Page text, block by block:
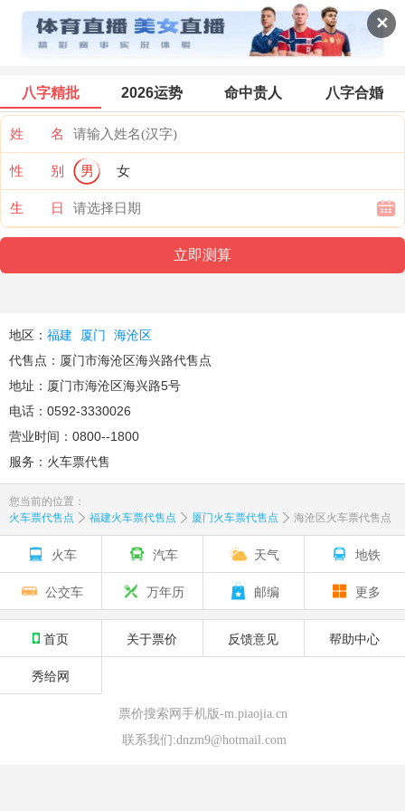
✕
海沧区火车票代售点
八字精批 2026运势 命中贵人 八字合婚
姓 名
性 别 男 女
生 日
票价首页 搜索 全部分类 登录票价
地区： 福建 厦门
海沧区
代售点：厦门市海沧区海兴路代售点
地址：厦门市海沧区海兴路5号
电话：0592-3330026
营业时间：0800--1800
服务：火车票代售
您当前的位置：
火车票代售点
福建火车票代售点 厦门火车票代售点 海沧区火车票代售点
火车 汽车 天气 地铁
公交车 万年历 邮编 更多
首页 关于票价 反馈意见 帮助中心
秀给网
票价搜索网手机版-m.piaojia.cn
联系我们:dnzm9@hotmail.com